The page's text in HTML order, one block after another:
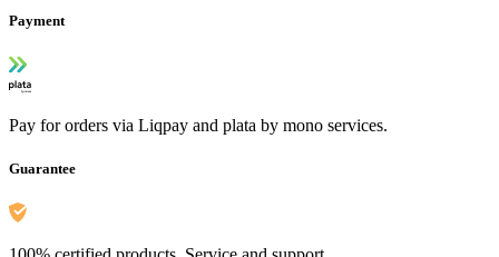
Payment
Pay for orders via Liqpay and plata by mono services.
Guarantee